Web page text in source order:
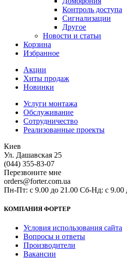
Контроль доступа
Сигнализации
Другое
Новости и статьи
Корзина
Избранное
Акции
Хиты продаж
Новинки
Услуги монтажа
Обслуживание
Сотрудничество
Реализованные проекты
Киев
Ул. Дашавская 25
(044) 355-83-07
Перезвоните мне
orders@forter.com.ua
Пн-Пт: с 9.00 до 21.00 Сб-Нд: с 9.00
КОМПАНИЯ ФОРТЕР
Условия использования сайта
Вопросы и ответы
Производители
Вакансии